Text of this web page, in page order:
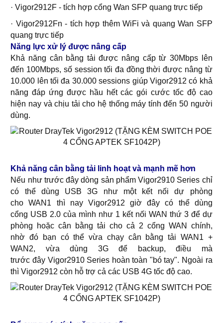
· Vigor2912F - tích hợp cổng Wan SFP quang trực tiếp
· Vigor2912Fn - tích hợp thêm WiFi và quang Wan SFP
quang trực tiếp
Năng lực xử lý được nâng cấp
Khả năng cân bằng tải được nâng cấp từ 30Mbps lên
đến 100Mbps, số session tối đa đồng thời được nâng từ
10.000 lên tối đa 30.000 sessions giúp Vigor2912 có khả
năng đáp ứng được hầu hết các gói cước tốc độ cao
hiện nay và chịu tải cho hệ thống máy tính đến 50 người
dùng.
Khả năng cân bằng tải linh hoạt và mạnh mẽ hơn
Nếu như trước đây dòng sản phẩm Vigor2910 Series chỉ
có thể dùng USB 3G như một kết nối dự phòng
cho WAN1 thì nay Vigor2912 giờ đây có thể dùng
cổng USB 2.0 của mình như 1 kết nối WAN thứ 3 để dự
phòng hoặc cân bằng tải cho cả 2 cổng WAN chính,
nhờ đó bạn có thể vừa chạy cân bằng tải WAN1 +
WAN2, vừa dùng 3G để backup, điều mà
trước đây Vigor2910 Series hoàn toàn "bó tay". Ngoài ra
thì Vigor2912 còn hỗ trợ cả các USB 4G tốc độ cao.